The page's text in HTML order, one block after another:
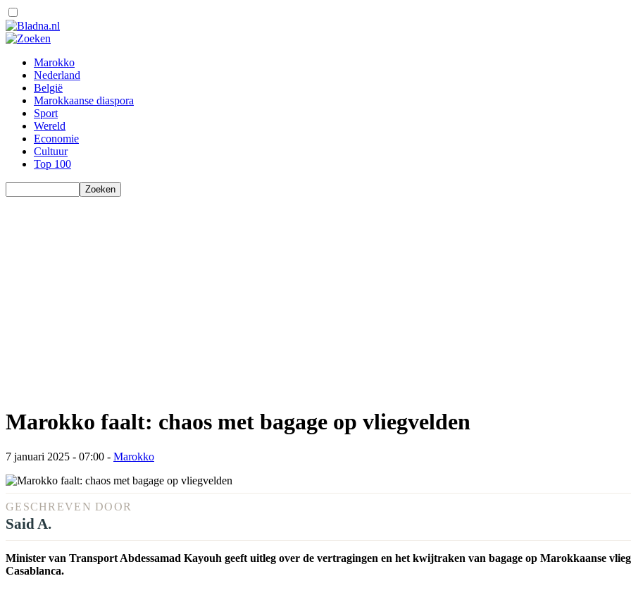
Marokko
Nederland
België
Marokkaanse diaspora
Sport
Wereld
Economie
Cultuur
Top 100
Marokko faalt: chaos met bagage op vliegvelden
7 januari 2025 - 07:00 - Marokko
GESCHREVEN DOOR
Said A.
Minister van Transport Abdessamad Kayouh geeft uitleg over de vertragingen en het kwijtraken van bagage op Marokkaanse
Casablanca.